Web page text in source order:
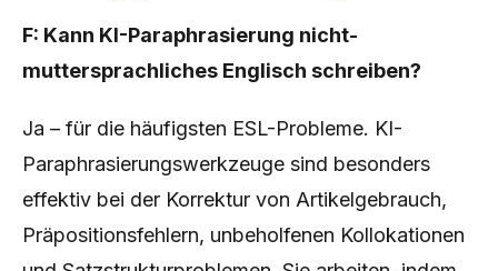
F: Kann KI-Paraphrasierung nicht-
muttersprachliches Englisch schreiben?
Ja – für die häufigsten ESL-Probleme. KI-
Paraphrasierungswerkzeuge sind besonders
effektiv bei der Korrektur von Artikelgebrauch,
Präpositionsfehlern, unbeholfenen Kollokationen